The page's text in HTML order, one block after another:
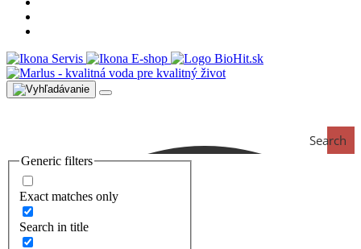
Servis E-shop
Search
Generic filters
Exact matches only
Search in title